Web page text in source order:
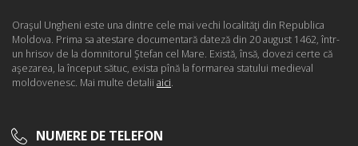
Oraşul Ungheni este una dintre cele mai vechi localităţi din Republica
Moldova. Prima sa atestare documentară dateză din 20 august 1462, într-
un hrisov de la domnitorul Ştefan cel Mare. Există, însă, dovezi certe că
aşezarea, la început sătuc, exista pînă la formarea statului medieval
moldovenesc. Mai multe detalii aici.
NUMERE DE TELEFON